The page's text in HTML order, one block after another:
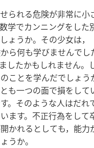
られる危険が非常に小
学でカンニングをした
ょうか。その少女は，
ら何も学びませんでし
したかもしれません。
ことを学んだでしょう
も一つの面で損をして
。そのような人はだれ
ます。不正行為をして
かれるとしても，能力
うか。